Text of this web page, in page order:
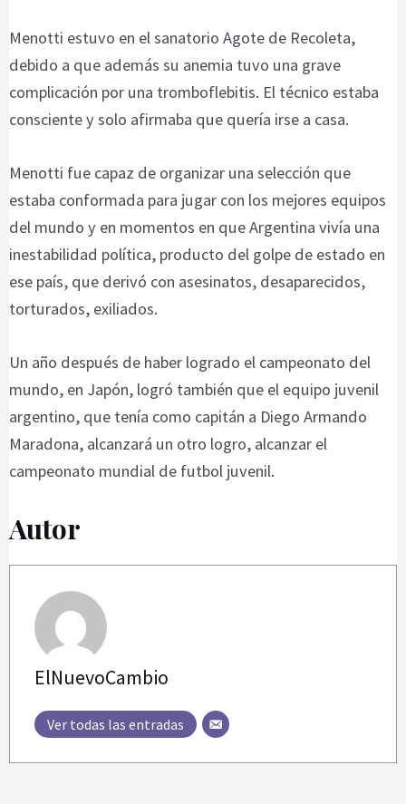
Menotti estuvo en el sanatorio Agote de Recoleta,
debido a que además su anemia tuvo una grave
complicación por una tromboflebitis. El técnico estaba
consciente y solo afirmaba que quería irse a casa.
Menotti fue capaz de organizar una selección que
estaba conformada para jugar con los mejores equipos
del mundo y en momentos en que Argentina vivía una
inestabilidad política, producto del golpe de estado en
ese país, que derivó con asesinatos, desaparecidos,
torturados, exiliados.
Un año después de haber logrado el campeonato del
mundo, en Japón, logró también que el equipo juvenil
argentino, que tenía como capitán a Diego Armando
Maradona, alcanzará un otro logro, alcanzar el
campeonato mundial de futbol juvenil.
Autor
ElNuevoCambio
Ver todas las entradas